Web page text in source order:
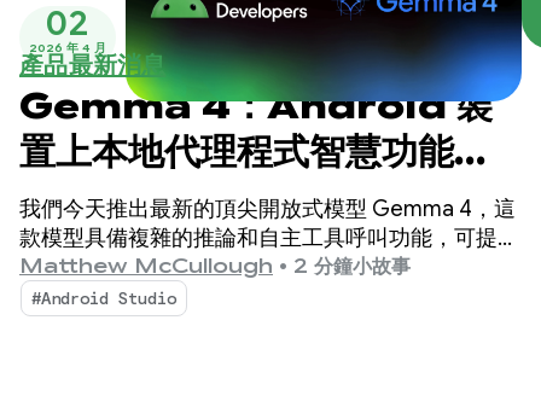
02
2026 年 4 月
產品最新消息
Gemma 4：Android 裝
置上本地代理程式智慧功能的
新標準
我們今天推出最新的頂尖開放式模型 Gemma 4，這
款模型具備複雜的推論和自主工具呼叫功能，可提升
Android 開發體驗。
Matthew McCullough • 2 分鐘小故事
#Android Studio